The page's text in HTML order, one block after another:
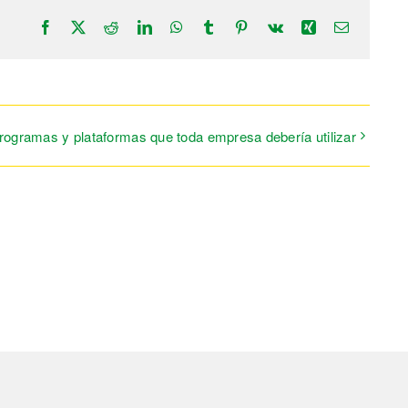
Facebook RedditLinkedInWhatsApp
Tumblr Pinterest
Vk XingCorreo
y plataformas que toda empresa debería utilizar